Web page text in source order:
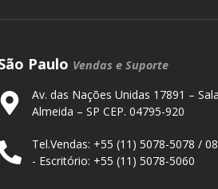
Paulo Vendas e Suporte
Av. das Nações Unidas 17891 –
Almeida – SP CEP. 04795-920
Tel.Vendas: +55 (11) 5078-5078 /
- Escritório: +55 (11) 5078-5060